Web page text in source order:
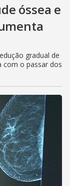
óssea e
gradual de
com o passar dos